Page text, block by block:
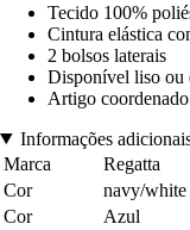
Tecido 100%
Cintura elástica
2 bolsos laterais
Disponível liso ou
Artigo
Informações
Marca
Regatta
Cor
navy/
Cor
Azul